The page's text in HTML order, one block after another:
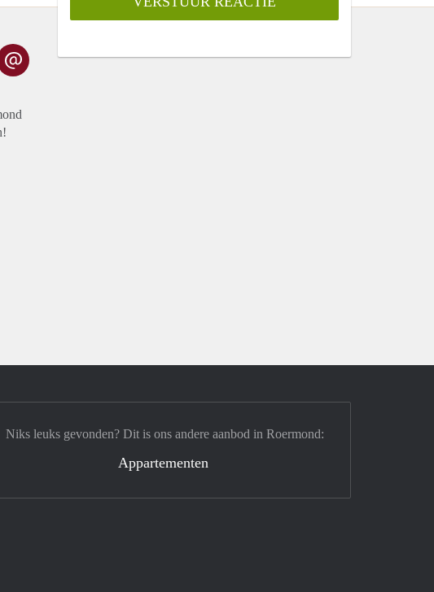
Niks leuks gevonden? Dit is ons andere aanbod in Roermond:
Appartementen